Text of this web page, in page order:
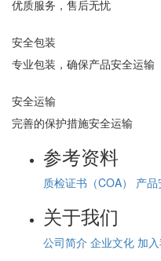
优质服务，售后无忧
安全包装
专业包装，确保产品安全运输
安全运输
完善的保护措施安全运输
参考资料
质检证书（COA） 产品
关于我们
公司简介 企业文化 加